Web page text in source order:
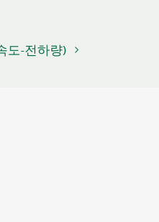
도-전하량)